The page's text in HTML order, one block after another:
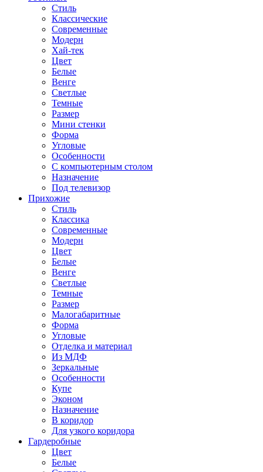
Стиль
Классические
Современные
Модерн
Хай-тек
Цвет
Белые
Венге
Светлые
Темные
Размер
Мини стенки
Форма
Угловые
Особенности
С компьютерным столом
Назначение
Под телевизор
Прихожие
Стиль
Классика
Современные
Модерн
Цвет
Белые
Венге
Светлые
Темные
Размер
Малогабаритные
Форма
Угловые
Отделка и материал
Из МДФ
Зеркальные
Особенности
Купе
Эконом
Назначение
В коридор
Для узкого коридора
Гардеробные
Цвет
Белые